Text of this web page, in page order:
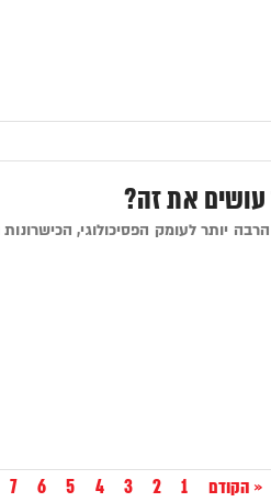
עושים את זה?
יותר לעומק הפסיכולוגי,
« הקודם 1
2
3
4
5
6
7